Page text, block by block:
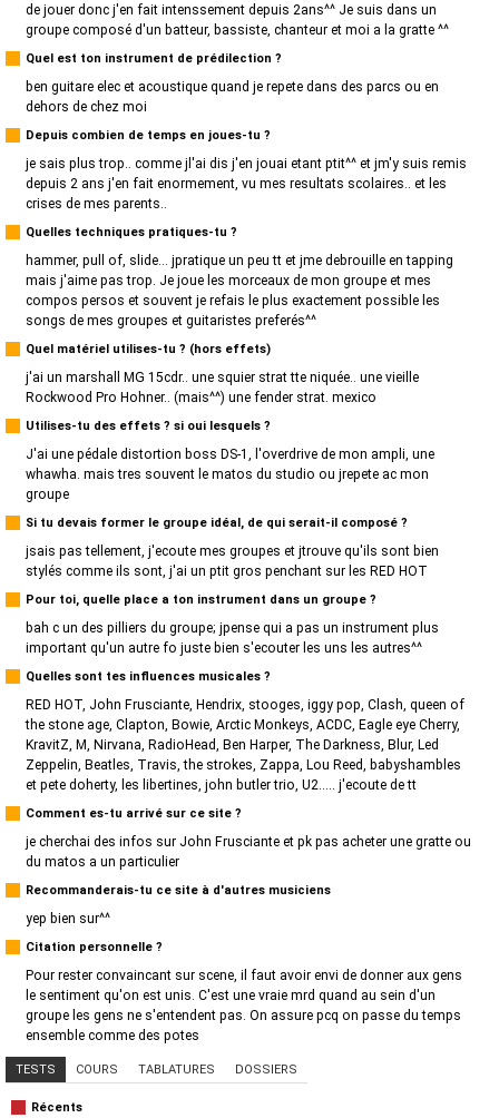
de jouer donc j'en fait intenssement depuis 2ans^^ Je suis dans un
groupe composé d'un batteur, bassiste, chanteur et moi a la gratte ^^
Quel est ton instrument de prédilection ?
ben guitare elec et acoustique quand je repete dans des parcs ou en
dehors de chez moi
Depuis combien de temps en joues-tu ?
je sais plus trop.. comme jl'ai dis j'en jouai etant ptit^^ et jm'y suis remis
depuis 2 ans j'en fait enormement, vu mes resultats scolaires.. et les
crises de mes parents..
Quelles techniques pratiques-tu ?
hammer, pull of, slide... jpratique un peu tt et jme debrouille en tapping
mais j'aime pas trop. Je joue les morceaux de mon groupe et mes
compos persos et souvent je refais le plus exactement possible les
songs de mes groupes et guitaristes preferés^^
Quel matériel utilises-tu ? (hors effets)
j'ai un marshall MG 15cdr.. une squier strat tte niquée.. une vieille
Rockwood Pro Hohner.. (mais^^) une fender strat. mexico
Utilises-tu des effets ? si oui lesquels ?
J'ai une pédale distortion boss DS-1, l'overdrive de mon ampli, une
whawha. mais tres souvent le matos du studio ou jrepete ac mon
groupe
Si tu devais former le groupe idéal, de qui serait-il composé ?
jsais pas tellement, j'ecoute mes groupes et jtrouve qu'ils sont bien
stylés comme ils sont, j'ai un ptit gros penchant sur les RED HOT
Pour toi, quelle place a ton instrument dans un groupe ?
bah c un des pilliers du groupe; jpense qui a pas un instrument plus
important qu'un autre fo juste bien s'ecouter les uns les autres^^
Quelles sont tes influences musicales ?
RED HOT, John Frusciante, Hendrix, stooges, iggy pop, Clash, queen of
the stone age, Clapton, Bowie, Arctic Monkeys, ACDC, Eagle eye Cherry,
KravitZ, M, Nirvana, RadioHead, Ben Harper, The Darkness, Blur, Led
Zeppelin, Beatles, Travis, the strokes, Zappa, Lou Reed, babyshambles
et pete doherty, les libertines, john butler trio, U2..... j'ecoute de tt
Comment es-tu arrivé sur ce site ?
je cherchai des infos sur John Frusciante et pk pas acheter une gratte ou
du matos a un particulier
Recommanderais-tu ce site à d'autres musiciens
yep bien sur^^
Citation personnelle ?
Pour rester convaincant sur scene, il faut avoir envi de donner aux gens
le sentiment qu'on est unis. C'est une vraie mrd quand au sein d'un
groupe les gens ne s'entendent pas. On assure pcq on passe du temps
ensemble comme des potes
TESTS COURS TABLATURES DOSSIERS
Récents